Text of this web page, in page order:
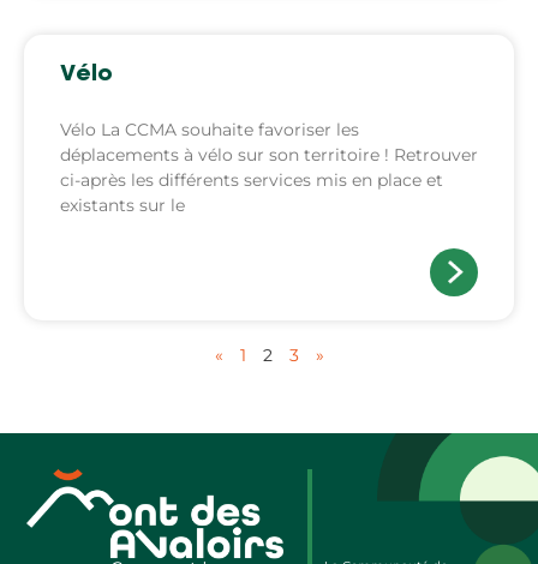
Vélo
Vélo La CCMA souhaite favoriser les
déplacements à vélo sur son territoire ! Retrouver
ci-après les différents services mis en place et
existants sur le
« 1 2 3 »